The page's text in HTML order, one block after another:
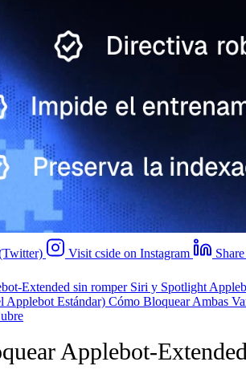
Visit cside on Instagram
Extended sin romper Siri y Spotlight
Applebot Estándar) Cómo Bloquear Ambas
Applebot-